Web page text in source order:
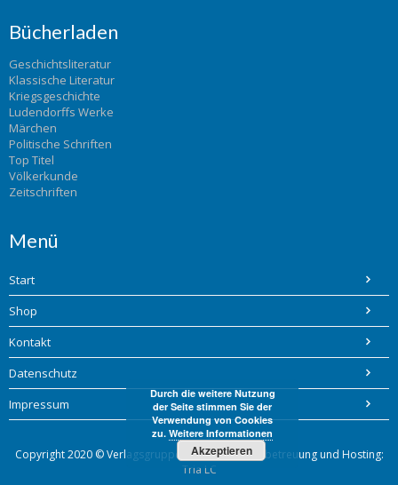
Bücherladen
Geschichtsliteratur
Klassische Literatur
Kriegsgeschichte
Ludendorffs Werke
Märchen
Politische Schriften
Top Titel
Völkerkunde
Zeitschriften
Menü
Start
Shop
Kontakt
Datenschutz
Impressum
Copyright 2020 © Verlagsgruppe Bohlinger / Webbetreuung und Hosting:
Tria LC
Durch die weitere Nutzung
der Seite stimmen Sie der
Verwendung von Cookies
zu. Weitere Informationen
Akzeptieren